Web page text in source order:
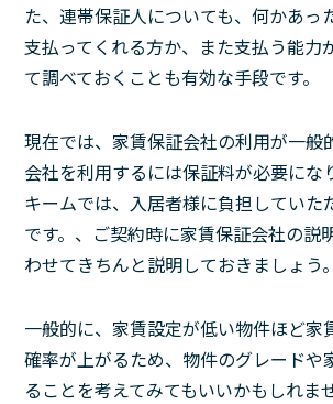
た、連帯保証人についても、何かあっ
支払ってくれる方か、また支払う能力
て調べておくことも有効な手段です。
現在では、家賃保証会社の利用が一般
会社を利用するには保証料が必要にな
キームでは、入居者様に負担していた
です。、ご契約時に家賃保証会社の説
わせてきちんと説明しておきましょう。
一般的に、家賃設定が低い物件ほど家
確率が上がるため、物件のグレードや
ることを考えてみてもいいかもしれま